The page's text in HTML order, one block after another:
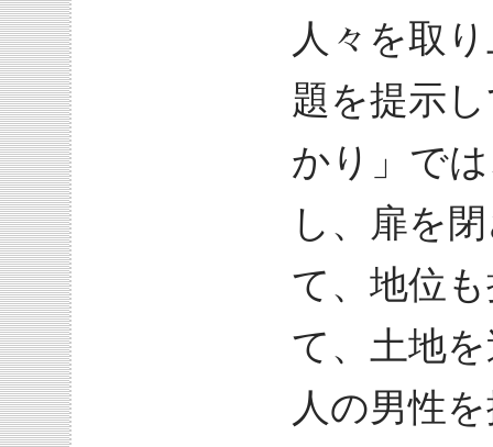
人々を取
題を提示
かり」で
し、扉を
て、地位
て、土地
人の男性